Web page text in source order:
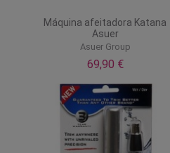
Máquina afeitadora Katana
Asuer
Asuer Group
69,90 €